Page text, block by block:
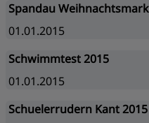
Spandau
01.01.2015
Schwimmtest 2015
01.01.2015
Schuelerrudern Kant 2015